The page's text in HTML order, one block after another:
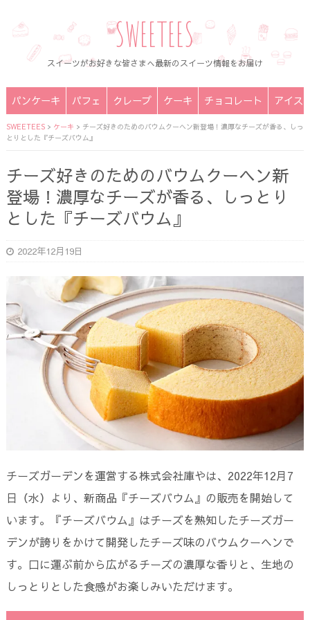
SWEETEES
スイーツがお好きな皆さまへ最新のスイーツ情報をお届け
パンケーキ パフェ クレープ ケーキ チョコレート アイス
SWEETEES> ケーキ > チーズ好きのためのバウムクーヘン新登場！濃厚なチーズが香る、しっ
とりとした『チーズバウム』
チーズ好きのためのバウムクーヘン新
登場！濃厚なチーズが香る、しっとり
とした『チーズバウム』
2022年12月19日
チーズガーデンを運営する株式会社庫やは、2022年12月7
日（水）より、新商品『チーズバウム』の販売を開始して
います。『チーズバウム』はチーズを熟知したチーズガー
デンが誇りをかけて開発したチーズ味のバウムクーヘンで
す。口に運ぶ前から広がるチーズの濃厚な香りと、生地の
しっとりとした食感がお楽しみいただけます。